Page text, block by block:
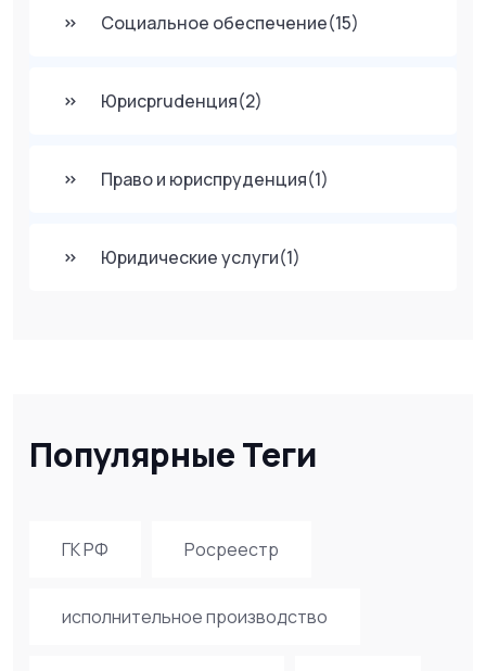
Социальное обеспечение(15)
Юрисprudенция(2)
Право и юриспруденция(1)
Юридические услуги(1)
Популярные Теги
ГК РФ Росреестр
исполнительное производство